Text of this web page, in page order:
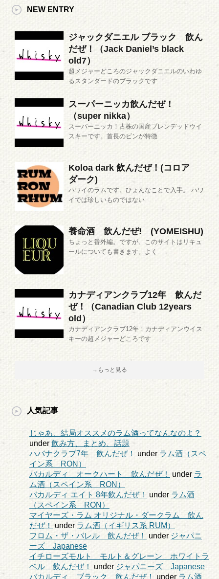
NEW ENTRY
ジャックダニエル ブラック 飲ん
だぜ！（Jack Daniel’s black
old7）
超メジャーどころのジャックダニエルのいわゆ
るスタンダードのブラックです
スーパーニッカ飲んだぜ！
（super nikka）
スーパーニッカ！古株の国産ブレンデッドウイ
スキーです。首長のビンが特徴
Koloa dark 飲んだぜ！(コロア
ダーク)
ハワイのラムです。ひょんなことで入手。 ハワ
イでは珍しいものではない
養命酒 飲んだぜ! (YOMEISHU)
ちょっと番外編。ですが、このサイトはリキュ
ールについても書きます。よく
カナディアンクラブ12年 飲んだ
ぜ！（Canadian Club 12years
old）
カナディアンクラブ12年！カナディアンウイス
キーの超メジャーどころです
→もっと見る
人気記事
じゃあ、結局オススメのラム酒ってなんなのよ？
under 飲み方、まとめ、話題
ハバナクラブ7年 飲んだぜ！
under ラム酒（スペ
イン系 RON）
バカルディ オークハート 飲んだぜ！
under ラ
ム酒（スペイン系 RON）
バカルディ エイト 8年飲んだぜ！
under ラム酒
（スペイン系 RON）
マイヤーズ・ラム オリジナル・ダークラム 飲ん
だぜ！
under ラム酒（イギリス系 RUM）
フロム・ザ・バレル 飲んだぜ！
under ジャパニ
ーズ Japanese
イチローズモルト モルト＆グレーン ホワイトラ
ベル 飲んだぜ！
under ジャパニーズ Japanese
バカルディ ブラック 飲んだぜ！
under ラム酒